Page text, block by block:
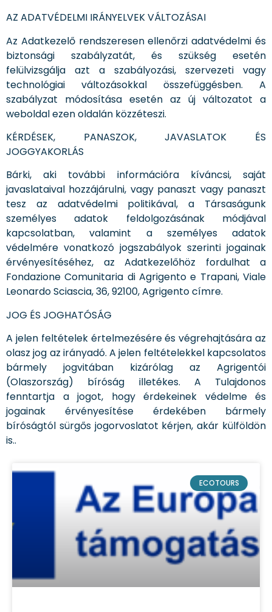
AZ ADATVÉDELMI IRÁNYELVEK VÁLTOZÁSAI
Az Adatkezelő rendszeresen ellenőrzi adatvédelmi és
biztonsági szabályzatát, és szükség esetén
felülvizsgálja azt a szabályozási, szervezeti vagy
technológiai változásokkal összefüggésben. A
szabályzat módosítása esetén az új változatot a
weboldal ezen oldalán közzéteszi.
KÉRDÉSEK, PANASZOK, JAVASLATOK ÉS
JOGGYAKORLÁS
Bárki, aki további információra kíváncsi, saját
javaslataival hozzájárulni, vagy panaszt vagy panaszt
tesz az adatvédelmi politikával, a Társaságunk
személyes adatok feldolgozásának módjával
kapcsolatban, valamint a személyes adatok
védelmére vonatkozó jogszabályok szerinti jogainak
érvényesítéséhez, az Adatkezelőhöz fordulhat a
Fondazione Comunitaria di Agrigento e Trapani, Viale
Leonardo Sciascia, 36, 92100, Agrigento címre.
JOG ÉS JOGHATÓSÁG
A jelen feltételek értelmezésére és végrehajtására az
olasz jog az irányadó. A jelen feltételekkel kapcsolatos
bármely jogvitában kizárólag az Agrigentói
(Olaszország) bíróság illetékes. A Tulajdonos
fenntartja a jogot, hogy érdekeinek védelme és
jogainak érvényesítése érdekében bármely
bíróságtól sürgős jogorvoslatot kérjen, akár külföldön
is..
ECOTOURS